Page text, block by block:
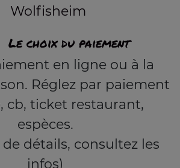
Wolfisheim
Le choix du paiement
en ligne ou à la
Réglez par paiement
cb, ticket restaurant,
espèces.
détails, consultez les
infos)